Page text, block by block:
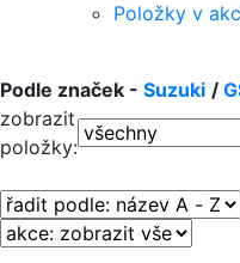
Položky v
Podle značek - Suzuki /
zobrazit
položky: